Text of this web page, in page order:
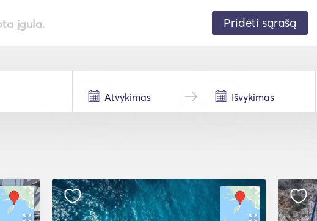
įgula. Pridėti sąrašą